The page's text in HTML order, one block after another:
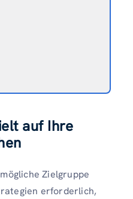
auf Ihre
Zielgruppe
erforderlich,